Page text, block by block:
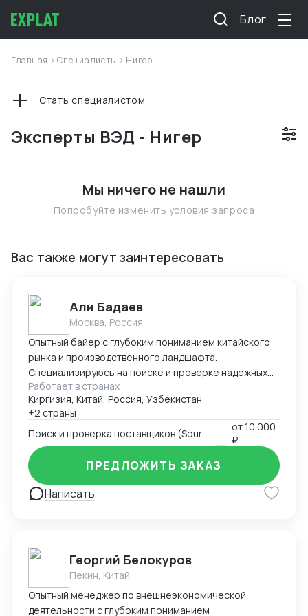
Блог
Главная >Специалисты > Нигер
Эксперты ВЭД - Нигер
Стать специалистом
Мы ничего не нашли
Попробуйте изменить условия запроса
Вас также могут заинтересовать
Али Бадаев
Москва, Россия
Опытный байер с глубоким пониманием китайского
рынка и производственного ландшафта.
Специализируюсь на поиске и проверке надежных
поставщиков, ведении переговоров и полном
управлении цепочкой поставок от фабрики до
конечного склада. Эксперт в контроле качества и
снижении закупочных издержек. Поиск и проверка
поставщиков: Опыт работы с B2B-платформами
(Alibaba, 1688.com, Globalsources), проведение
фабричных аудитов, проверка юридической
документации. Ведение переговоров: Навыки
контроль заказа от размещения до отгрузки
(сопровождение заказа, отслеживание
производства). Знание логистических процессов
(EXW, FOB, CIF), работа с форвардерами,
Работает в странах
Киргизия, Китай, Россия, Узбекистан
+2 страны
от10 000
₽
Написать
ПРЕДЛОЖИТЬ ЗАКАЗ
Георгий Белокуров
Пекин, Китай
Опытный менеджер по внешнеэкономической
деятельности с глубоким пониманием